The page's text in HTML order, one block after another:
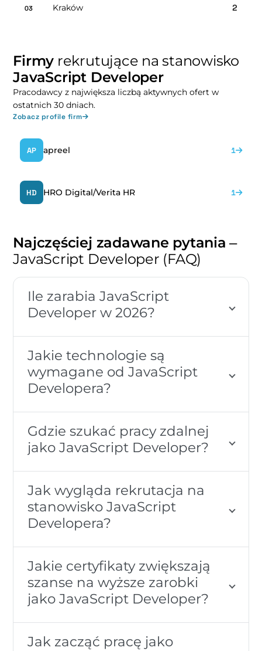
03 Kraków 2
Firmy rekrutujące na stanowisko
JavaScript Developer
Pracodawcy z największa liczbą aktywnych ofert w
ostatnich 30 dniach.
Zobacz profile firm
AP apreel 1
HD HRO Digital/Verita HR 1
Najczęściej zadawane pytania –
JavaScript Developer (FAQ)
Ile zarabia JavaScript
Developer w 2026?
Jakie technologie są
wymagane od JavaScript
Developera?
Gdzie szukać pracy zdalnej
jako JavaScript Developer?
Jak wygląda rekrutacja na
stanowisko JavaScript
Developera?
Jakie certyfikaty zwiększają
szanse na wyższe zarobki
jako JavaScript Developer?
Jak zacząć pracę jako